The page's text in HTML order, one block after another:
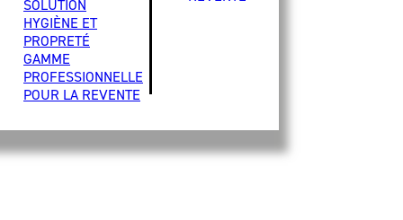
SOLUTION
HYGIÈNE ET
PROPRETÉ
GAMME
PROFESSIONNELLE
POUR LA REVENTE